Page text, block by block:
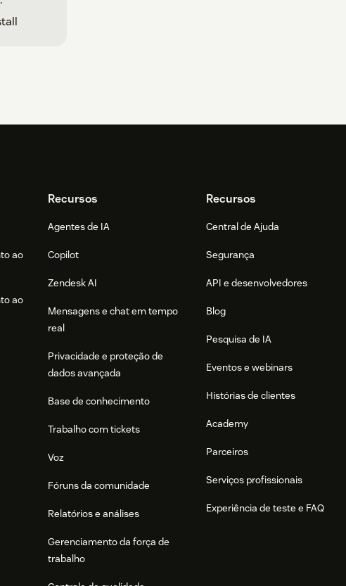
ao
ao
Recursos
Agentes de IA
Copilot
Zendesk AI
Mensagens e chat em tempo
real
Privacidade e proteção de
dados avançada
Base de conhecimento
Trabalho com tickets
Voz
Fóruns da comunidade
Relatórios e análises
Gerenciamento da força de
trabalho
Recursos
Central de Ajuda
Segurança
API e desenvolvedores
Blog
Pesquisa de IA
Eventos e webinars
Histórias de clientes
Academy
Parceiros
Serviços profissionais
Experiência de teste e FAQ